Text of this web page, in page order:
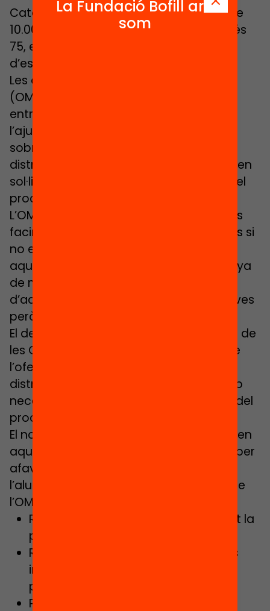
Catalunya hi ha 125 municipis de més de
10.000 habitants. No obstant això, només
75, el 60% tenen una oficina municipal
d’escolarització.
Les oficines municipals d’escolarització
(OME) són instruments de col·laboració
entre el Departament d’Ensenyament i
l’ajuntament que informen les famílies
sobre l’oferta educativa, procuren la
distribució equilibrada de l’alumnat, reben
sol·licituds d’escolarització i supervisen el
procés d’admissió.
L’OME per si mateixa no garanteix que es
facin bones pràctiques desegregadores si
no es dota de contingut i recursos. En
aquest sentit, el nou decret s’acompanya
de mecanismes de cofinançament
d’aquestes eines, que no són prescriptives
però si molt recomanables.
El decret de 2007 fixava com a funcions de
les OME l’orientació de les famílies sobre
l’oferta educativa, la procuració de la
distribució equilibrada de l’alumnat amb
necessitats específiques i la supervisió del
procés d’admissió.
El nou decret va més enllà: aprofundeix en
aquestes funcions i n’afegeix de noves per
afavorir la distribució equilibrada de
l’alumnat. Entre les principals funcions de
l’OME destaquen:
Rebre i tramitar les sol·licituds durant la
preinscripció i al llarg del curs.
Rebre les denúncies per presumptes
irregularitats que donen inici al
procediment d’admissió.
Participació i consulta en la
La Fundació Bofill ara
som